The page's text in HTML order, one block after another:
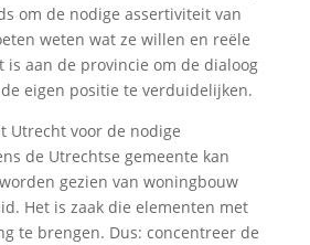
om de nodige assertiviteit van
weten wat ze willen en reële
is aan de provincie om de dialoog
eigen positie te verduidelijken.
Utrecht voor de nodige
de Utrechtse gemeente kan
gezien van woningbouw
Het is zaak die elementen met
te brengen. Dus: concentreer de